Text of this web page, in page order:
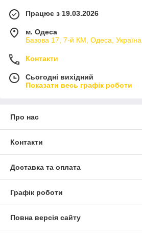
Працює з 19.03.2026
м. Одеса
Базова 17, 7-й КМ, Одеса, Україна
Контакти
Сьогодні вихідний
Показати весь графік роботи
Про нас
Контакти
Доставка та оплата
Графік роботи
Повна версія сайту